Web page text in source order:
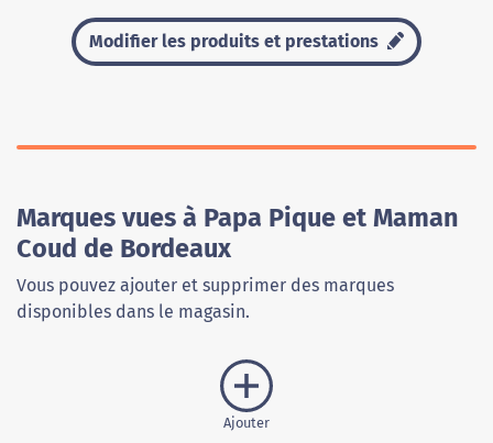
Modifier les produits et prestations
Marques vues à Papa Pique et Maman
Coud de Bordeaux
Vous pouvez ajouter et supprimer des marques
disponibles dans le magasin.
Ajouter